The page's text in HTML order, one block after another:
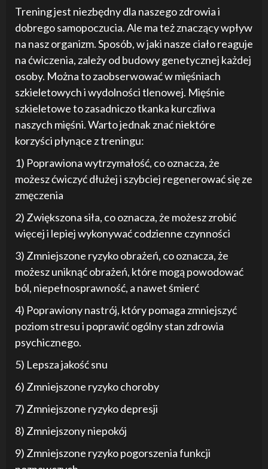
Trening jest niezbędny dla naszego zdrowia i
dobrego samopoczucia. Ale ma też znaczący wpływ
na nasz organizm. Sposób, w jaki nasze ciało reaguje
na ćwiczenia, zależy od budowy genetycznej każdej
osoby. Można to zaobserwować w mięśniach
szkieletowych i wydolności tlenowej. Mięśnie
szkieletowe to zasadniczo tkanka kurczliwa
naszych mięśni. Warto jednak znać niektóre
korzyści płynące z treningu:
1) Poprawiona wytrzymałość, co oznacza, że
możesz ćwiczyć dłużej i szybciej regenerować się ze
zmęczenia
2) Zwiększona siła, co oznacza, że możesz zrobić
więcej i lepiej wykonywać codzienne czynności
3) Zmniejszone ryzyko obrażeń, co oznacza, że
możesz uniknąć obrażeń, które mogą powodować
ból, niepełnosprawność, a nawet śmierć
4) Poprawiony nastrój, który pomaga zmniejszyć
poziom stresu i poprawić ogólny stan zdrowia
psychicznego.
5) Lepsza jakość snu
6) Zmniejszone ryzyko choroby
7) Zmniejszone ryzyko depresji
8) Zmniejszony niepokój
9) Zmniejszone ryzyko pogorszenia funkcji